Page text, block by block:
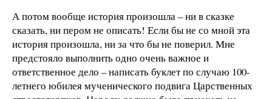
А потом вообще история произошла – ни в сказке
сказать, ни пером не описать! Если бы не со мной эта
история произошла, ни за что бы не поверил. Мне
предстояло выполнить одно очень важное и
ответственное дело – написать буклет по случаю 100-
летнего юбилея мученического подвига Царственных